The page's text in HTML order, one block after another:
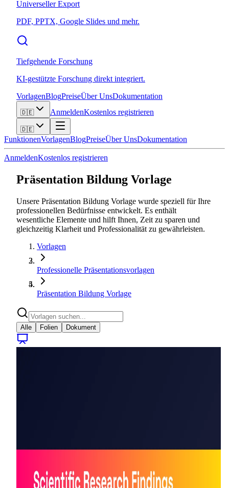
Universeller Export
PDF, PPTX, Google Slides und mehr.
Tiefgehende Forschung
KI-gestützte Forschung direkt integriert.
VorlagenBlogPreiseÜber UnsDokumentation
🇩🇪 AnmeldenKostenlos registrieren
🇩🇪
FunktionenVorlagenBlogPreiseÜber UnsDokumentation
AnmeldenKostenlos registrieren
Präsentation Bildung Vorlage
Unsere Präsentation Bildung Vorlage wurde speziell für Ihre
professionellen Bedürfnisse entwickelt. Es enthält
wesentliche Elemente und hilft Ihnen, Zeit zu sparen und
gleichzeitig Klarheit und Professionalität zu gewährleisten.
Vorlagen
Professionelle Präsentationsvorlagen
Präsentation Bildung Vorlage
Alle Folien Dokument